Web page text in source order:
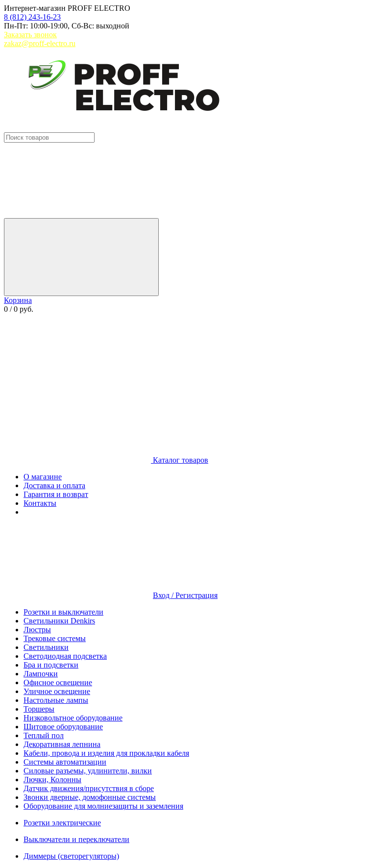
Интернет-магазин PROFF ELECTRO
8 (812) 243-16-23
Пн-Пт: 10:00-19:00, Сб-Вс: выходной
Заказать звонок
zakaz@proff-electro.ru
Корзина
0 / 0 руб.
Каталог товаров
О магазине
Доставка и оплата
Гарантия и возврат
Контакты
Вход / Регистрация
Розетки и выключатели
Светильники Denkirs
Люстры
Трековые системы
Светильники
Светодиодная подсветка
Бра и подсветки
Лампочки
Офисное освещение
Уличное освещение
Настольные лампы
Торшеры
Низковольтное оборудование
Щитовое оборудование
Теплый пол
Декоративная лепнина
Кабели, провода и изделия для прокладки кабеля
Системы автоматизации
Силовые разъемы, удлинители, вилки
Лючки, Колонны
Датчик движения/присутствия в сборе
Звонки дверные, домофонные системы
Оборудование для молниезащиты и заземления
Розетки электрические
Выключатели и переключатели
Диммеры (светорегуляторы)